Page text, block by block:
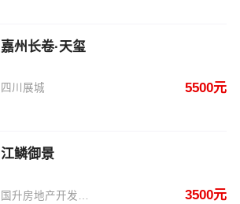
嘉州长卷·天玺
四川展城 5500元
江鳞御景
3500元